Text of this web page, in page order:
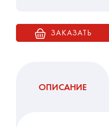
ЗАКАЗАТЬ
ОПИСАНИЕ